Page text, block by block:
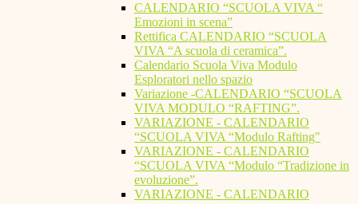
CALENDARIO “SCUOLA VIVA “
Emozioni in scena”
Rettifica CALENDARIO “SCUOLA
VIVA “A scuola di ceramica”.
Calendario Scuola Viva Modulo
Esploratori nello spazio
Variazione -CALENDARIO “SCUOLA
VIVA MODULO “RAFTING”.
VARIAZIONE - CALENDARIO
“SCUOLA VIVA “Modulo Rafting"
VARIAZIONE - CALENDARIO
“SCUOLA VIVA “Modulo “Tradizione in
evoluzione”.
VARIAZIONE - CALENDARIO